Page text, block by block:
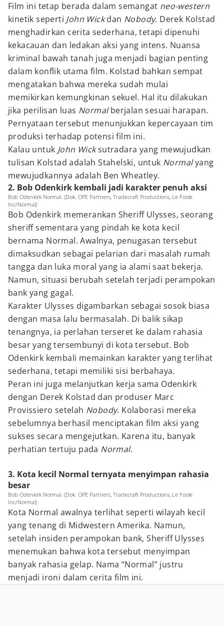
Film ini tetap berada dalam semangat neo-western
kinetik seperti John Wickdan Nobody. Derek Kolstad
menghadirkan cerita sederhana, tetapi dipenuhi
kekacauan dan ledakan aksi yang intens. Nuansa
kriminal bawah tanah juga menjadi bagian penting
dalam konflik utama film. Kolstad bahkan sempat
mengatakan bahwa mereka sudah mulai
memikirkan kemungkinan sekuel. Hal itu dilakukan
jika perilisan luas Normalberjalan sesuai harapan.
Pernyataan tersebut menunjukkan kepercayaan tim
produksi terhadap potensi film ini.
Kalau untuk John Wicksutradara yang mewujudkan
tulisan Kolstad adalah Stahelski, untuk Normalyang
mewujudkannya adalah Ben Wheatley.
2. Bob Odenkirk kembali jadi karakter penuh aksi
Bob Odenkirk Normal. (Dok. OPE Partners, Tradecraft Productions, Le Foole
Inc/Normal)
Bob Odenkirk memerankan Sheriff Ulysses, seorang
sheriff sementara yang pindah ke kota kecil
bernama Normal. Awalnya, penugasan tersebut
dimaksudkan sebagai pelarian dari masalah rumah
tangga dan luka moral yang ia alami saat bekerja.
Namun, situasi berubah setelah terjadi perampokan
bank yang gagal.
Karakter Ulysses digambarkan sebagai sosok biasa
dengan masa lalu bermasalah. Di balik sikap
tenangnya, ia perlahan terseret ke dalam rahasia
besar yang tersembunyi di kota tersebut. Bob
Odenkirk kembali memainkan karakter yang terlihat
sederhana, tetapi memiliki sisi berbahaya.
Peran ini juga melanjutkan kerja sama Odenkirk
dengan Derek Kolstad dan produser Marc
Provissiero setelah Nobody. Kolaborasi mereka
sebelumnya berhasil menciptakan film aksi yang
sukses secara mengejutkan. Karena itu, banyak
perhatian tertuju pada Normal.
3. Kota kecil Normal ternyata menyimpan rahasia
besar
Bob Odenkirk Normal. (Dok. OPE Partners, Tradecraft Productions, Le Foole
Inc/Normal)
Kota Normal awalnya terlihat seperti wilayah kecil
yang tenang di Midwestern Amerika. Namun,
setelah insiden perampokan bank, Sheriff Ulysses
menemukan bahwa kota tersebut menyimpan
banyak rahasia gelap. Nama “Normal” justru
menjadi ironi dalam cerita film ini.